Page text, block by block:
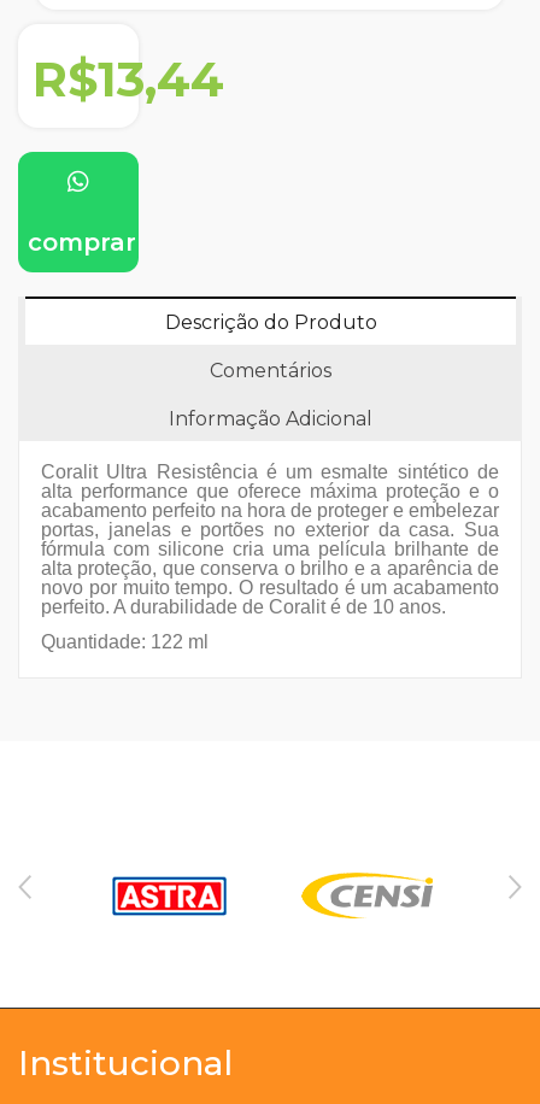
R$13,44
comprar
Descrição do Produto
Comentários
Informação Adicional
Coralit Ultra Resistência é um esmalte sintético de
alta performance que oferece máxima proteção e o
acabamento perfeito na hora de proteger e embelezar
portas, janelas e portões no exterior da casa. Sua
fórmula com silicone cria uma película brilhante de
alta proteção, que conserva o brilho e a aparência de
novo por muito tempo. O resultado é um acabamento
perfeito. A durabilidade de Coralit é de 10 anos.
Quantidade: 122 ml
Institucional